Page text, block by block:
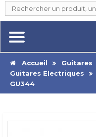
Accueil Guitares
Guitares Electriques
GU344